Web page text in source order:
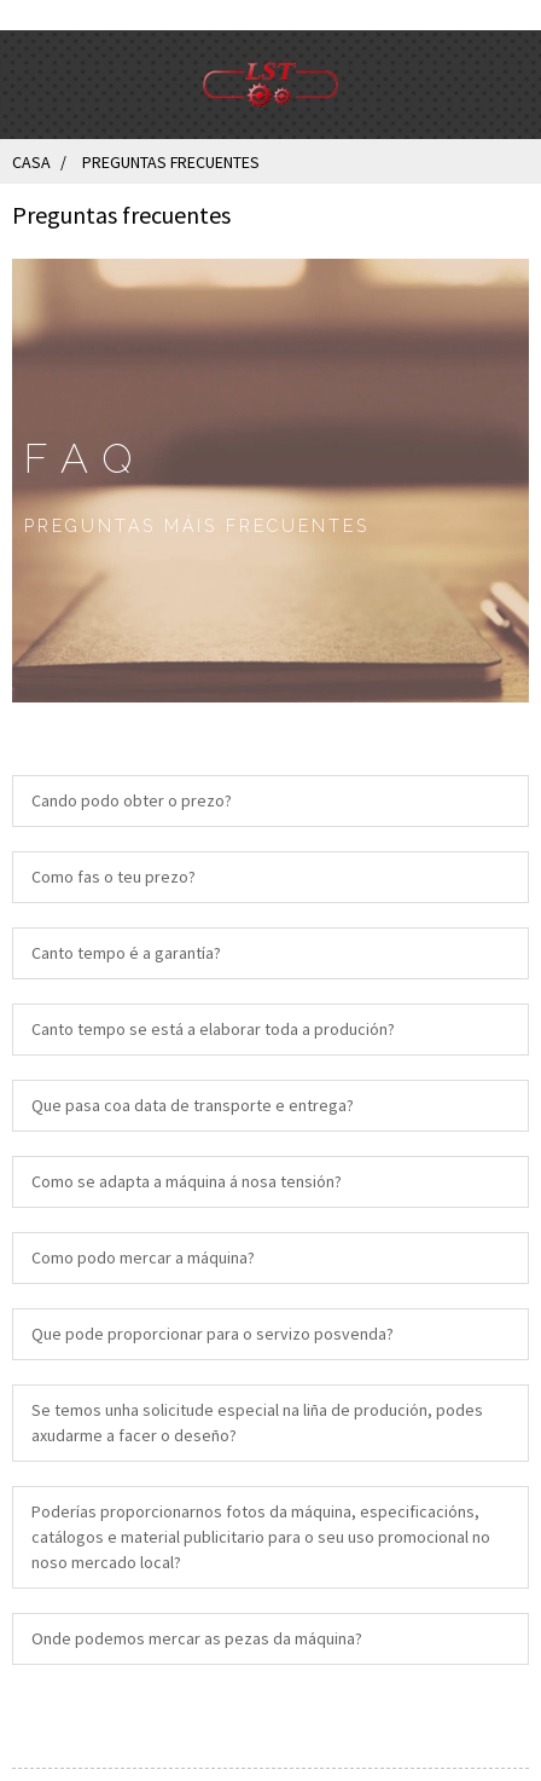
CASA PREGUNTAS FRECUENTES
Preguntas frecuentes
FAQ
PREGUNTAS MÁIS FRECUENTES
Cando podo obter o prezo?
Como fas o teu prezo?
Canto tempo é a garantía?
Canto tempo se está a elaborar toda a produción?
Que pasa coa data de transporte e entrega?
Como se adapta a máquina á nosa tensión?
Como podo mercar a máquina?
Que pode proporcionar para o servizo posvenda?
Se temos unha solicitude especial na liña de produción, podes
axudarme a facer o deseño?
Poderías proporcionarnos fotos da máquina, especificacións,
catálogos e material publicitario para o seu uso promocional no
noso mercado local?
Onde podemos mercar as pezas da máquina?